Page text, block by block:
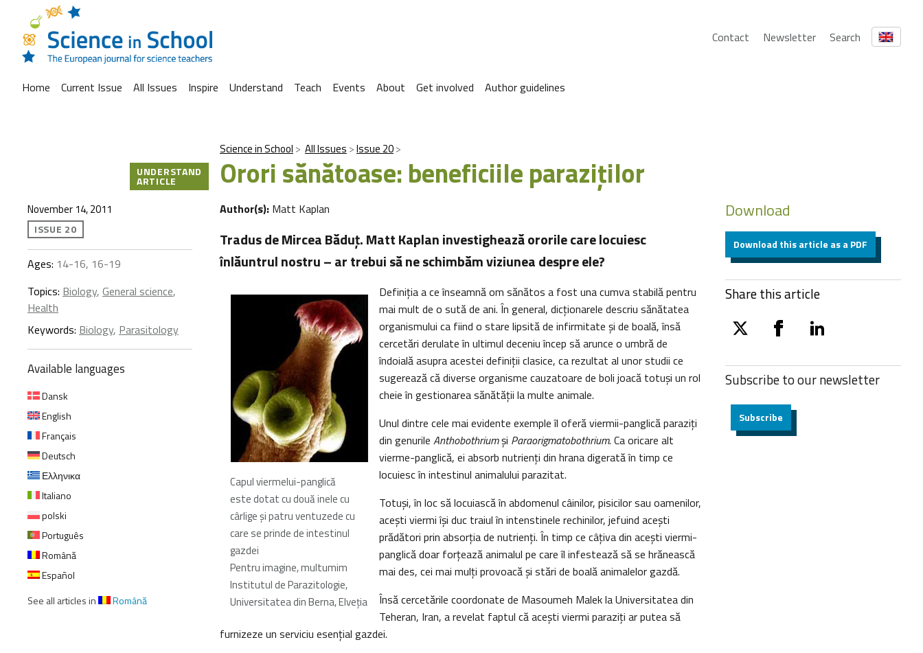
Contact Newsletter Search
Home Current Issue All Issues Inspire Understand Teach Events About Get involved Author guidelines
Science in School All Issues Issue 20
Orori sănătoase: beneficiile paraziţilor
UNDERSTAND
ARTICLE
November 14, 2011
ISSUE 20
Ages: 14-16, 16-19
Topics: Biology, General science,
Health
Keywords: Biology, Parasitology
Available languages
Dansk
English
Français
Deutsch
Ελληνικα
Italiano
polski
Português
Română
Español
See all articles in
Română
Author(s): Matt Kaplan
Tradus de Mircea Băduţ. Matt Kaplan investighează ororile care locuiesc
înlăuntrul nostru – ar trebui să ne schimbăm viziunea despre ele?
Capul viermelui-panglică
este dotat cu două inele cu
cârlige şi patru ventuzede cu
care se prinde de intestinul
gazdei
Pentru imagine, multumim
Institutul de Parazitologie,
Universitatea din Berna, Elveţia
Definiţia a ce înseamnă om sănătos a fost una cumva stabilă pentru
mai mult de o sută de ani. În general, dicţionarele descriu sănătatea
organismului ca fiind o stare lipsită de infirmitate şi de boală, însă
cercetări derulate în ultimul deceniu încep să arunce o umbră de
îndoială asupra acestei definiţii clasice, ca rezultat al unor studii ce
sugerează că diverse organisme cauzatoare de boli joacă totuşi un rol
cheie în gestionarea sănătăţii la multe animale.
Unul dintre cele mai evidente exemple îl oferă viermii-panglică paraziţi
din genurile Anthobothriumşi Paraorigmatobothrium. Ca oricare alt
vierme-panglică, ei absorb nutrienţi din hrana digerată în timp ce
locuiesc în intestinul animalului parazitat.
Totuşi, în loc să locuiască în abdomenul câinilor, pisicilor sau oamenilor,
aceşti viermi îşi duc traiul în intenstinele rechinilor, jefuind aceşti
prădători prin absorţia de nutrienţi. În timp ce câţiva din aceşti viermi-
panglică doar forţează animalul pe care îl infestează să se hrănească
mai des, cei mai mulţi provoacă şi stări de boală animalelor gazdă.
Însă cercetările coordonate de Masoumeh Malek la Universitatea din
Teheran, Iran, a revelat faptul că aceşti viermi paraziţi ar putea să
furnizeze un serviciu esenţial gazdei.
Download
Download this article as a PDF
Share this article
twitter facebooklinkedin
Subscribe to ournewsletter
Subscribe